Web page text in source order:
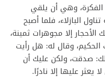
وهي أن يلقي
البازلاء، فلما أصبح
إلا مجوهرات ثمينة،
وقال له: هل رأيت
صدقت، ولكن عليك أن
يعثر عليها إلا نادرًا.